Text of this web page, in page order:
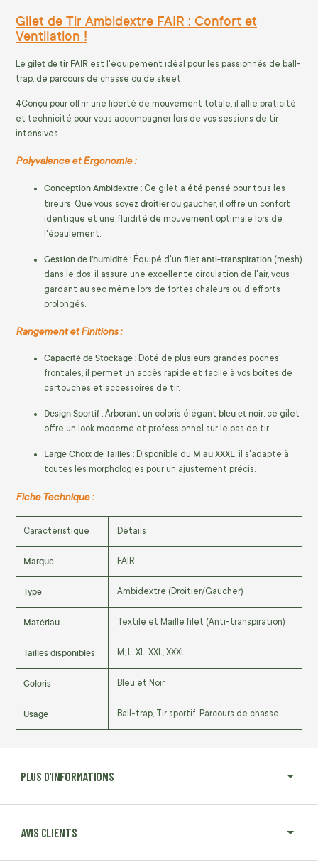
PLUS D'INFORMATIONS
AVIS CLIENTS
Gilet de Tir Ambidextre FAIR : Confort et
Ventilation !
Le gilet de tir FAIR est l'équipement idéal pour les passionnés de ball-
trap, de parcours de chasse ou de skeet.
4Conçu pour offrir une liberté de mouvement totale, il allie praticité
et technicité pour vous accompagner lors de vos sessions de tir
intensives.
Polyvalence et Ergonomie :
Conception Ambidextre : Ce gilet a été pensé pour tous les
tireurs. Que vous soyez droitier ou gaucher , il offre un confort
identique et une fluidité de mouvement optimale lors de
l'épaulement.
Gestion de l'humidité : Équipé d'un filet anti-transpiration (mesh)
dans le dos, il assure une excellente circulation de l'air, vous
gardant au sec même lors de fortes chaleurs ou d'efforts
prolongés.
Rangement et Finitions :
Capacité de Stockage : Doté de plusieurs grandes poches
frontales, il permet un accès rapide et facile à vos boîtes de
cartouches et accessoires de tir.
Design Sportif : Arborant un coloris élégant bleu et noir, ce gilet
offre un look moderne et professionnel sur le pas de tir.
Large Choix de Tailles : Disponible du M au XXXL, il s'adapte à
toutes les morphologies pour un ajustement précis.
Fiche Technique :
Caractéristique Détails
Marque FAIR
Type Ambidextre (Droitier/Gaucher)
Matériau Textile et Maille filet (Anti-transpiration)
Tailles disponibles M, L, XL, XXL, XXXL
Coloris Bleu et Noir
Usage Ball-trap, Tir sportif, Parcours de chasse